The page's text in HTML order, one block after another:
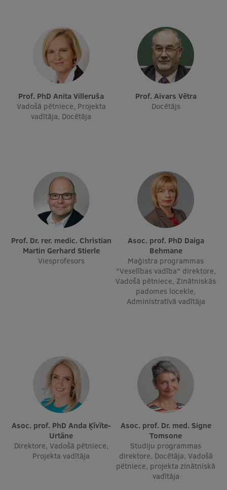
Prof. PhD Anita Villeruša
Vadošā pētniece, Projekta
vadītāja, Docētāja
Prof. Aivars Vētra
Docētājs
Prof. Dr. rer. medic. Christian
Martin Gerhard Stierle
Viesprofesors
Asoc. prof. PhD Daiga
Behmane
Maģistra programmas
"Veselības vadība" direktore,
Vadošā pētniece, Zinātniskās
padomes locekle,
Administratīvā vadītāja
Asoc. prof. PhD Anda Ķīvīte-
Urtāne
Direktore, Vadošā pētniece,
Projekta vadītāja
Asoc. prof. Dr. med. Signe
Tomsone
Studiju programmas
direktore, Docētāja, Vadošā
pētniece, projekta zinātniskā
vadītāja